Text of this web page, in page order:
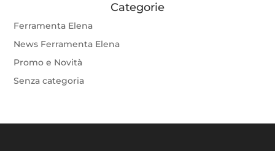
Categorie
Ferramenta Elena
News Ferramenta Elena
Promo e Novità
Senza categoria